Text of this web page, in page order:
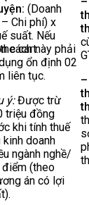
cart.
(Doanh
Chi phí) x
suất. Nếu
cách này phải
ổn định 02
liên tục.
ý:Được trừ
triệu đồng
khi tính thuế
kinh doanh
ngành nghề/
(theo
án có lợi